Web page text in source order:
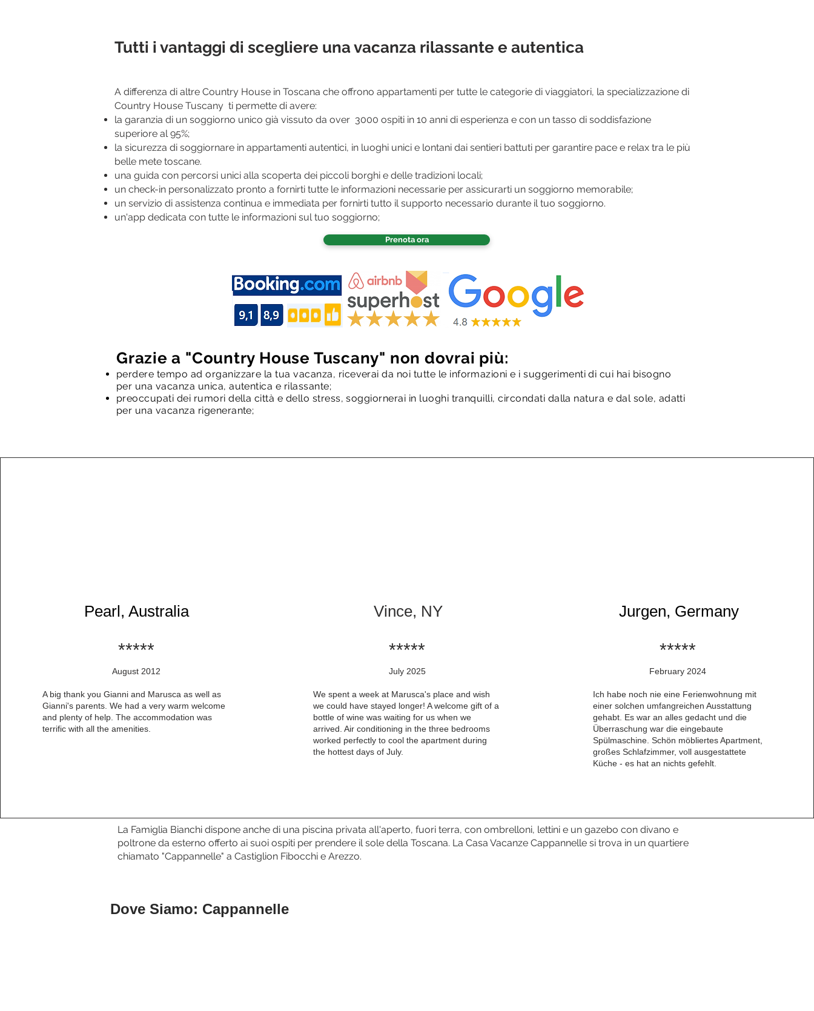
Tutti i vantaggi di scegliere una vacanza rilassante e autentica
A differenza di altre Country House in Toscana che offrono appartamenti per tutte le categorie di viaggiatori, la specializzazione di
Country House Tuscany ti permette di avere:
la garanzia di un soggiorno unico già vissuto da over 3000 ospiti in 10 anni di esperienza e con un tasso di soddisfazione
superiore al 95%;
la sicurezza di soggiornare in appartamenti autentici, in luoghi unici e lontani dai sentieri battuti per garantire pace e relax tra le più
belle mete toscane.
una guida con percorsi unici alla scoperta dei piccoli borghi e delle tradizioni locali;
un check-in personalizzato pronto a fornirti tutte le informazioni necessarie per assicurarti un soggiorno memorabile;
un servizio di assistenza continua e immediata per fornirti tutto il supporto necessario durante il tuo soggiorno.
un'app dedicata con tutte le informazioni sul tuo soggiorno;
Prenota ora
Grazie a "Country House Tuscany" non dovrai più:
perdere tempo ad organizzare la tua vacanza, riceverai da noi tutte le informazioni e i suggerimenti di cui hai bisogno
per una vacanza unica, autentica e rilassante;
preoccupati dei rumori della città e dello stress, soggiornerai in luoghi tranquilli, circondati dalla natura e dal sole, adatti
per una vacanza rigenerante;
Pearl, Australia
​*****
August 2012
A big thank you Gianni and Marusca as well as
Gianni's parents. We had a very warm welcome
and plenty of help. The accommodation was
terrific with all the amenities.
Vince, NY
​*****
July 2025
We spent a week at Marusca's place and wish
we could have stayed longer! A welcome gift of a
bottle of wine was waiting for us when we
arrived. Air conditioning in the three bedrooms
worked perfectly to cool the apartment during
the hottest days of July.
Jurgen, Germany
​*****
February 2024
Ich habe noch nie eine Ferienwohnung mit
einer solchen umfangreichen Ausstattung
gehabt. Es war an alles gedacht und die
Überraschung war die eingebaute
Spülmaschine. Schön möbliertes Apartment,
großes Schlafzimmer, voll ausgestattete
Küche - es hat an nichts gefehlt.
La Famiglia Bianchi dispone anche di una piscina privata all'aperto, fuori terra, con ombrelloni, lettini e un gazebo con divano e
poltrone da esterno offerto ai suoi ospiti per prendere il sole della Toscana. La Casa Vacanze Cappannelle si trova in un quartiere
chiamato "Cappannelle" a Castiglion Fibocchi e Arezzo.
Dove Siamo: Cappannelle